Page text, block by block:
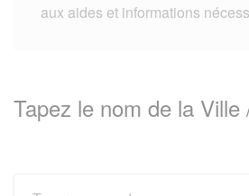
aux aides et informations
Tapez le nom de la